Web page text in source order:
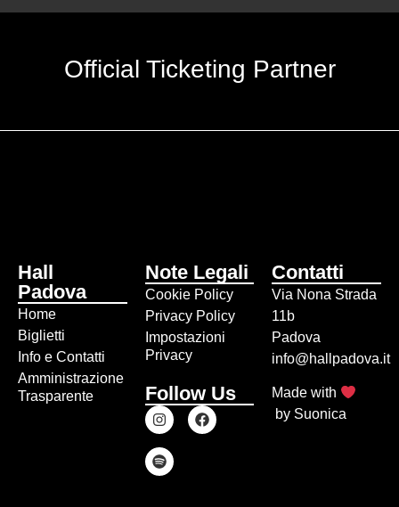
Official Ticketing Partner
Hall
Padova
Home
Biglietti
Info e Contatti
Amministrazione
Trasparente
Note Legali
Cookie Policy
Privacy Policy
Impostazioni
Privacy
Follow Us
Contatti
Via Nona Strada
11b
Padova
info@hallpadova.it
Made with
by Suonica